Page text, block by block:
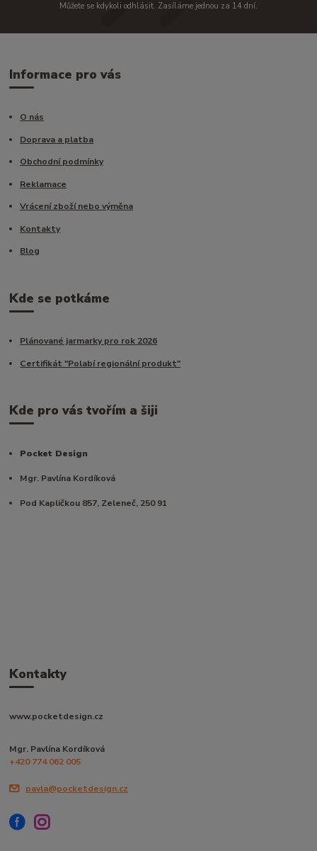
Můžete se kdykoli odhlásit. Zasíláme jednou za 14 dní.
Informace pro vás
O nás
Doprava a platba
Obchodní podmínky
Reklamace
Vrácení zboží nebo výměna
Kontakty
Blog
Kde se potkáme
Plánované jarmarky pro rok 2026
Certifikát "Polabí regionální produkt"
Kde pro vás tvořím a šiji
Pocket Design
Mgr. Pavlína Kordíková
Pod Kapličkou 857, Zeleneč, 250 91
Kontakty
www.pocketdesign.cz
Mgr. Pavlína Kordíková
+420 774 062 005
pavla@pocketdesign.cz